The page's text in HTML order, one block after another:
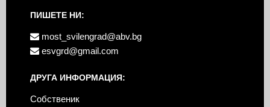
ПИШЕТЕ НИ:
most_svilengrad@abv.bg
esvgrd@gmail.com
ДРУГА ИНФОРМАЦИЯ:
Собственик